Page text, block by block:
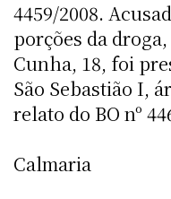
4459/2008.
porções da
Cunha, 18, foi
São Sebastião I,
relato do BO nº
Calmaria